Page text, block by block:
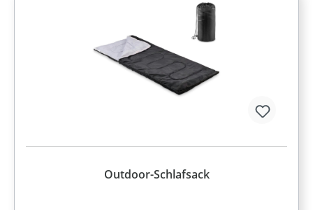
Outdoor-Schlafsack